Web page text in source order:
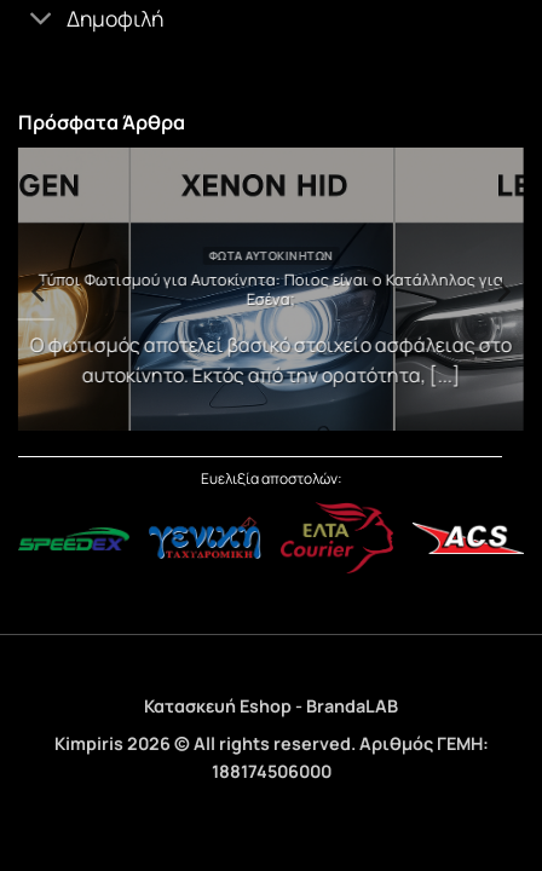
Δημοφιλή
Πρόσφατα Άρθρα
ΦΏΤΑ ΑΥΤΟΚΙΝΉΤΩΝ
Τύποι Φωτισμού για Αυτοκίνητα: Ποιος είναι ο Κατάλληλος για
Εσένα;
Ο φωτισμός αποτελεί βασικό στοιχείο ασφάλειας στο
αυτοκίνητο. Εκτός από την ορατότητα, [...]
Ευελιξία αποστολών:
Κατασκευή Eshop - BrandaLAB
Kimpiris 2026 © All rights reserved. Αριθμός ΓΕΜΗ:
188174506000